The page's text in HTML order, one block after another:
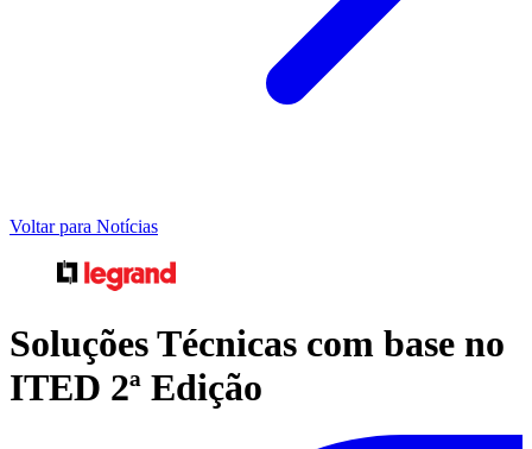
Voltar para Notícias
Soluções Técnicas com base no
ITED 2ª Edição